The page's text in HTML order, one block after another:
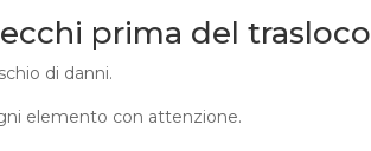
prima del trasloco
di danni.
elemento con attenzione.